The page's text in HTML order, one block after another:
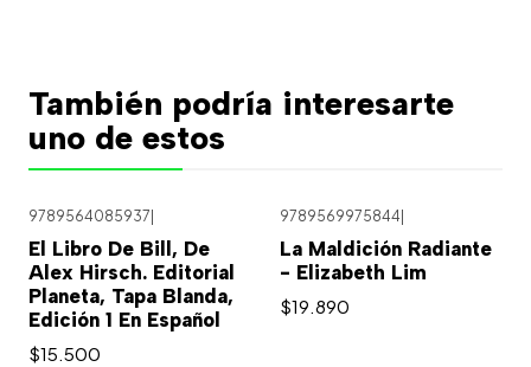
También podría interesarte
uno de estos
9789564085937
El Libro De Bill, De
Alex Hirsch. Editorial
Planeta, Tapa Blanda,
Edición 1 En Español
$15.500
9789569975844
La Maldición Radiante
- Elizabeth Lim
$19.890